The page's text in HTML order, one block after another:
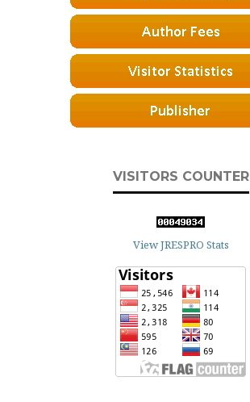
VISITORS COUNTER
View JRESPRO Stats